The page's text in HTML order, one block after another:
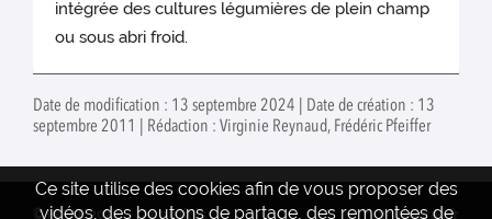
intégrée des cultures légumières de plein champ
ou sous abri froid.
Date de modification : 13 septembre 2024 | Date de création : 13
septembre 2011 | Rédaction : Virginie Reynaud, Frédéric Pfeiffer
Ce site utilise des cookies afin de vous proposer des
vidéos, des boutons de partage, des remontées de
© INRAE 2022 Actualités www.inrae.fr